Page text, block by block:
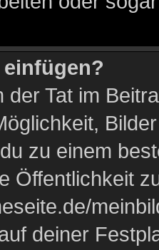
der Tat im
zu einem
Öffentlichkeit
deiner